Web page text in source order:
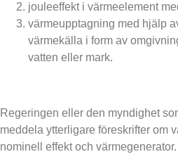
jouleeffekt i värmeelement
värmeupptagning med hjälp
värmekälla i form av
vatten eller mark.
Regeringen eller den myndighet
meddela ytterligare föreskrifter om
nominell effekt och